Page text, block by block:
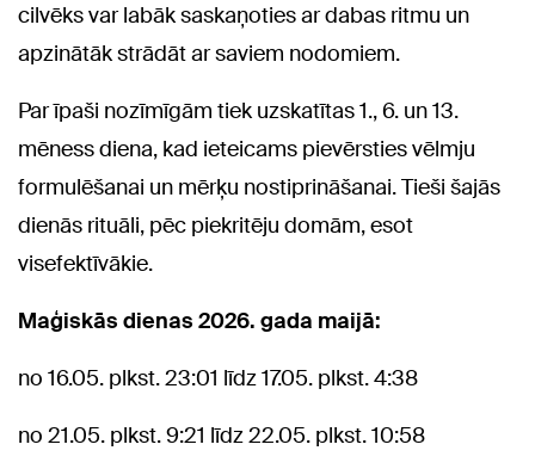
cilvēks var labāk saskaņoties ar dabas ritmu un
apzinātāk strādāt ar saviem nodomiem.
Par īpaši nozīmīgām tiek uzskatītas 1., 6. un 13.
mēness diena, kad ieteicams pievērsties vēlmju
formulēšanai un mērķu nostiprināšanai. Tieši šajās
dienās rituāli, pēc piekritēju domām, esot
visefektīvākie.
Maģiskās dienas 2026. gada maijā:
no 16.05. plkst. 23:01 līdz 17.05. plkst. 4:38
no 21.05. plkst. 9:21 līdz 22.05. plkst. 10:58